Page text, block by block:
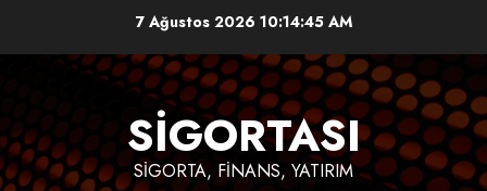
7 Ağustos 2026 10:14:45 AM
SIGORTASI
SIGORTA, FINANS, YATIRIM